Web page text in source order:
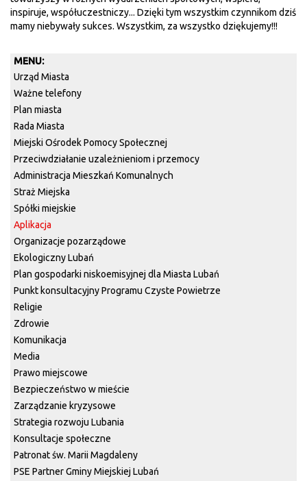
inspiruje, współuczestniczy... Dzięki tym wszystkim czynnikom dziś
mamy niebywały sukces. Wszystkim, za wszystko dziękujemy!!!
MENU:
Urząd Miasta
Ważne telefony
Plan miasta
Rada Miasta
Miejski Ośrodek Pomocy Społecznej
Przeciwdziałanie uzależnieniom i przemocy
Administracja Mieszkań Komunalnych
Straż Miejska
Spółki miejskie
Aplikacja
Organizacje pozarządowe
Ekologiczny Lubań
Plan gospodarki niskoemisyjnej dla Miasta Lubań
Punkt konsultacyjny Programu Czyste Powietrze
Religie
Zdrowie
Komunikacja
Media
Prawo miejscowe
Bezpieczeństwo w mieście
Zarządzanie kryzysowe
Strategia rozwoju Lubania
Konsultacje społeczne
Patronat św. Marii Magdaleny
PSE Partner Gminy Miejskiej Lubań